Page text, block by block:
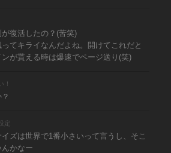
復活したの？(苦笑)
てキライなんだよね。開けてこれだと
が貰える時は爆速でページ送り(笑)
！
定
ズは世界で1番小さいって言うし、そこ
かなー